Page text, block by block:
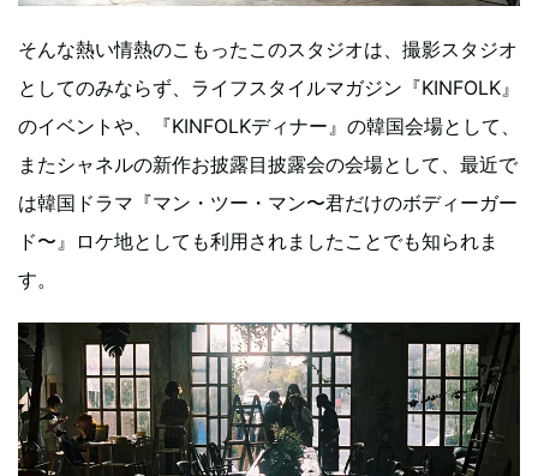
そんな熱い情熱のこもったこのスタジオは、撮影スタジオ
としてのみならず、ライフスタイルマガジン『KINFOLK』
のイベントや、『KINFOLKディナー』の韓国会場として、
またシャネルの新作お披露目披露会の会場として、最近で
は韓国ドラマ『マン・ツー・マン〜君だけのボディーガー
ド〜』ロケ地としても利用されましたことでも知られま
す。